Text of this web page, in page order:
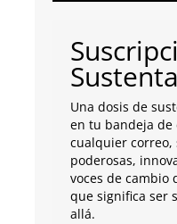
Una dosis de
en tu bandeja de
cualquier correo,
poderosas,
voces de cambio
que significa ser
allá.